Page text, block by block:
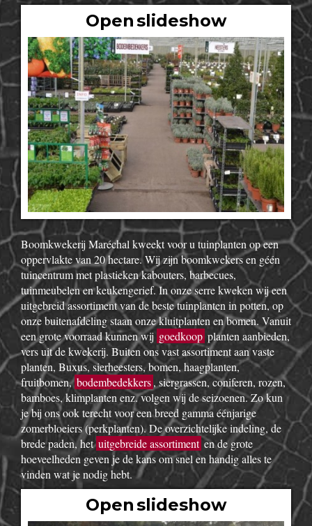
Open slideshow
Boomkwekerij Maréchal kweekt voor u tuinplanten op een
oppervlakte van 20 hectare. Wij zijn boomkwekers en géén
tuincentrum met plastieken kabouters, barbecues,
tuinmeubelen en keukengerief. In onze serre kweken wij een
uitgebreid assortiment van de beste tuinplanten in potten, op
onze buitenafdeling staan onze kluitplanten en bomen. Vanuit
een grote voorraad kunnen wij goedkoop planten aanbieden,
vers uit de kwekerij. Buiten ons vast assortiment aan vaste
planten, Buxus, sierheesters, bomen, haagplanten,
fruitbomen,bodembedekkers, siergrassen, coniferen, rozen,
bamboes, klimplanten enz. volgen wij de seizoenen. Zo kun
je bij ons ook terecht voor een breed gamma éénjarige
zomerbloeiers (perkplanten). De overzichtelijke indeling, de
brede paden, hetuitgebreide assortiment en de grote
hoeveelheden geven je de kans om snel en handig alles te
vinden wat je nodig hebt.
Open slideshow